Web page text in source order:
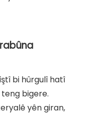
bi hûrgulî hatî
bigere.
yên giran,